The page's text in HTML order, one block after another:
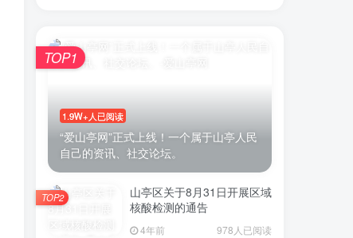
1.9W+人已阅读
“爱山亭网”正式上线！一个属于山亭人民
自己的资讯、社交论坛。
TOP1
山亭区关于8月31日开展区域
核酸检测的通告
4年前 978人已阅读
TOP2